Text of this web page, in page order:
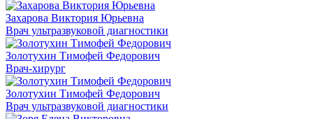
Захарова Виктория Юрьевна
Врач ультразвуковой диагностики
Золотухин Тимофей Федорович
Врач-хирург
Золотухин Тимофей Федорович
Врач ультразвуковой диагностики